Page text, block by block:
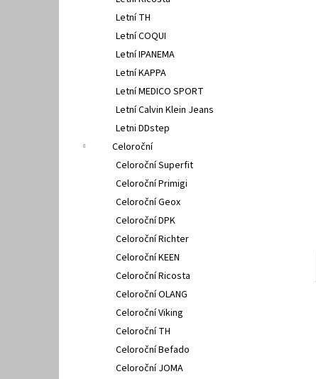
Letní TH
Letní COQUI
Letní IPANEMA
Letní KAPPA
Letní MEDICO SPORT
Letní Calvin Klein Jeans
Letni DDstep
Celoroční
Celoroční Superfit
Celoroční Primigi
Celoroční Geox
Celoroční DPK
Celoroční Richter
Celoroční KEEN
Celoroční Ricosta
Celoroční OLANG
Celoroční Viking
Celoroční TH
Celoroční Befado
Celoroční JOMA